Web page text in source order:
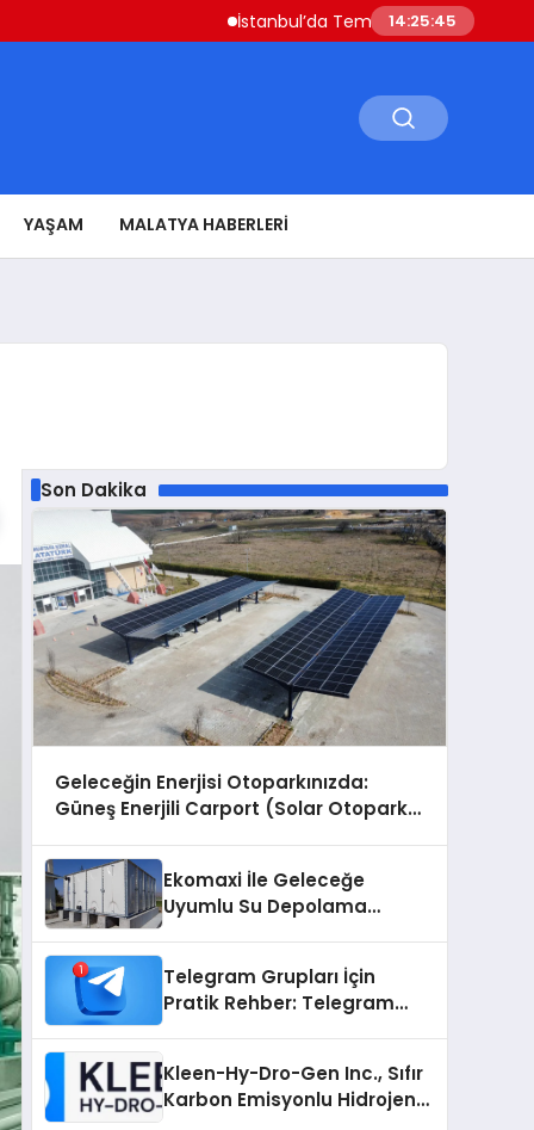
İstanbul’da Temmuz Ayı Fiyat Hareketliliği
14:25:46
YAŞAM MALATYA HABERLERI
Son Dakika
Geleceğin Enerjisi Otoparkınızda:
Güneş Enerjili Carport (Solar Otopark)
Ekomaxi İle Geleceğe
Uyumlu Su Depolama
Telegram Grupları İçin
Pratik Rehber: Telegram
Kleen-Hy-Dro-Gen Inc., Sıfır
Karbon Emisyonlu Hidrojen